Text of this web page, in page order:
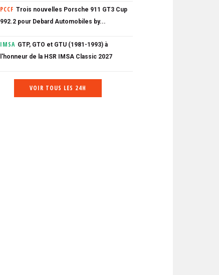
PCCF Trois nouvelles Porsche 911 GT3 Cup
992.2 pour Debard Automobiles by...
IMSA GTP, GTO et GTU (1981-1993) à
l'honneur de la HSR IMSA Classic 2027
VOIR TOUS LES 24H